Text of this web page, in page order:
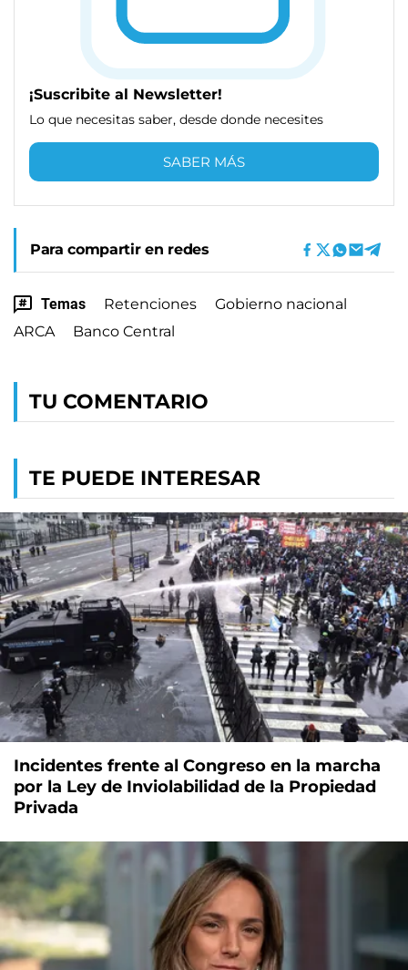
¡Suscribite al Newsletter!
Lo que necesitas saber, desde donde necesites
SABER MÁS
Para compartir en redes
Temas Retenciones
Gobierno nacional
ARCA
Banco Central
TU COMENTARIO
TE PUEDE INTERESAR
Incidentes frente al Congreso en la marcha
por la Ley de Inviolabilidad de la Propiedad
Privada